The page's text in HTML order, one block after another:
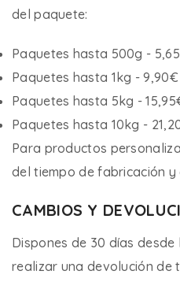
del paquete:
Paquetes hasta 500g -
Paquetes hasta 1kg - 9,90€
Paquetes hasta 5kg -
Paquetes hasta 10kg -
Para productos
del tiempo de fabricación y
CAMBIOS Y
Dispones de 30 días
realizar una devolución de